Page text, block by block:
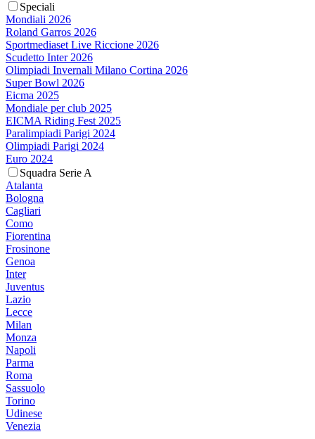
Speciali
Mondiali 2026
Roland Garros 2026
Sportmediaset Live Riccione 2026
Scudetto Inter 2026
Olimpiadi Invernali Milano Cortina 2026
Super Bowl 2026
Eicma 2025
Mondiale per club 2025
EICMA Riding Fest 2025
Paralimpiadi Parigi 2024
Olimpiadi Parigi 2024
Euro 2024
Squadra Serie A
Atalanta
Bologna
Cagliari
Como
Fiorentina
Frosinone
Genoa
Inter
Juventus
Lazio
Lecce
Milan
Monza
Napoli
Parma
Roma
Sassuolo
Torino
Udinese
Venezia